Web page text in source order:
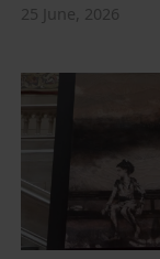
25 June, 2026